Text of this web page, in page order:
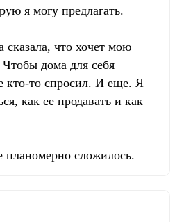
я могу предлагать.
сказала, что хочет мою
дома для себя
кто-то спросил. И еще. Я
как ее продавать и как
планомерно сложилось.